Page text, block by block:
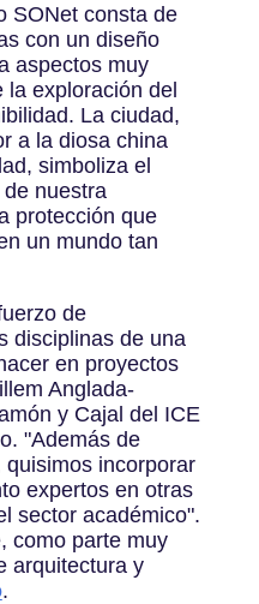
SONet consta de
con un diseño
aspectos muy
la exploración del
La ciudad,
a la diosa china
simboliza el
nuestra
protección que
un mundo tan
de
disciplinas de una
en proyectos
Anglada-
y Cajal del ICE
"Además de
incorporar
expertos en otras
sector académico".
como parte muy
arquitectura y
.